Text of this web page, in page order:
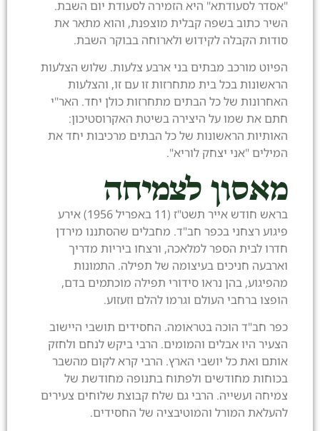
"אסדר לסעודתא" היא הזמירה לסעודת יום השבת.
השיר כתוב בשפה קבלית מוצפנת, והוא מתאר את
סודות הקבלה לקידוש ולארוחה בבוקר השבת.
הפיוט מורכב מבתים בני ארבע צלעות. שלוש הצלעות
הראשונות בכל בית מתחרזות זו עם זו, והצלעות
האחרונות של כל הבתים מתחרזות כולן יחד. האר"י
חתם את שמו על היצירה בשיטת האקרוסטיכון:
האותיות הראשונות של כל הבתים מרכיבות יחד את
המילים "אני יצחק לוריא".
מאסון לצמיחה
בראש חודש אייר תשט"ז (11 באפריל 1956) אירע
פיגוע רצחני בכפר חב"ד. מחבלים שהסתננו מירדן
חדרו לבית הספר למלאכה, ורצחו ביריות מדריך
וארבעה חניכים בעיצומה של תפילה. התמונות
מהפיגוע, בהן נראו סידורי תפילה מוכתמים בדם,
הופצו ברחבי העולם וגרמו להלם וזעזוע.
כפר חב"ד הוכה בטראומה. החסידים תושבי היישוב
הצעיר היו אבלים והמומים. הרבי ביקש לנחם ולחזק
אותם ואת כל יושבי הארץ. הרבי קרא לקום מהשבר
בכוחות מחודשים ולפתוח בתנופה מחודשת של
צמיחה ועשייה. הרבי גם שלח קבוצת שלוחים צעירים
להעלאת המורל והמוטיבציה של החסידים.